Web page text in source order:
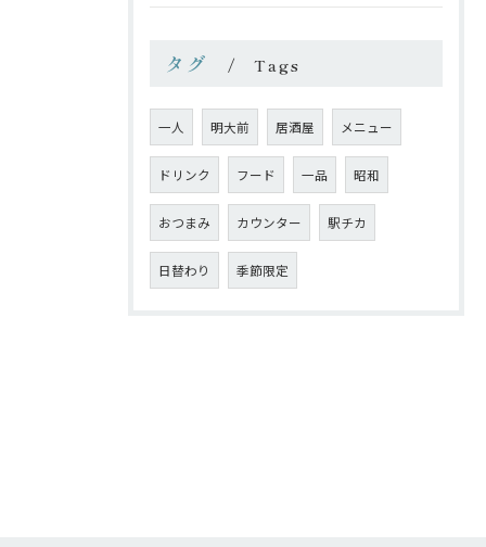
タグ Tags
一人 明大前 居酒屋 メニュー
ドリンク フード 一品 昭和
おつまみ カウンター 駅チカ
日替わり 季節限定